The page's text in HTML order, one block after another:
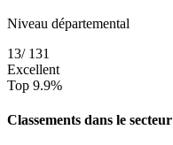
Niveau départemental
13/ 131
Excellent
Top 9.9%
Classements dans le secteur